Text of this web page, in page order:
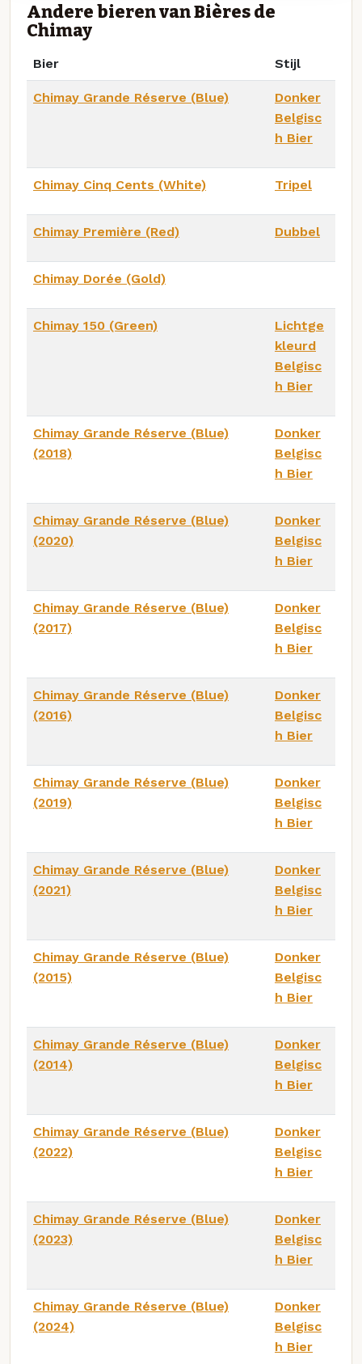
Andere bieren van Bières de
Chimay
Bier Stijl
Chimay Grande Réserve (Blue)
Donker
Belgisc
h Bier
Chimay Cinq Cents (White) Tripel
Chimay Première (Red) Dubbel
Chimay Dorée (Gold)
Chimay 150 (Green)
Lichtge
kleurd
Belgisc
h Bier
Chimay Grande Réserve (Blue)
(2018)
Donker
Belgisc
h Bier
Chimay Grande Réserve (Blue)
(2020)
Donker
Belgisc
h Bier
Chimay Grande Réserve (Blue)
(2017)
Donker
Belgisc
h Bier
Chimay Grande Réserve (Blue)
(2016)
Donker
Belgisc
h Bier
Chimay Grande Réserve (Blue)
(2019)
Donker
Belgisc
h Bier
Chimay Grande Réserve (Blue)
(2021)
Donker
Belgisc
h Bier
Chimay Grande Réserve (Blue)
(2015)
Donker
Belgisc
h Bier
Chimay Grande Réserve (Blue)
(2014)
Donker
Belgisc
h Bier
Chimay Grande Réserve (Blue)
(2022)
Donker
Belgisc
h Bier
Chimay Grande Réserve (Blue)
(2023)
Donker
Belgisc
h Bier
Chimay Grande Réserve (Blue)
(2024)
Donker
Belgisc
h Bier